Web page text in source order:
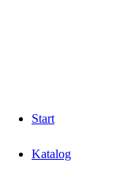
Start
Katalog